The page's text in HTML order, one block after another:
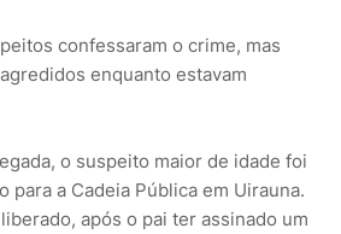
confessaram o crime, mas
enquanto estavam
o suspeito maior de idade foi
para a Cadeia Pública em Uirauna.
após o pai ter assinado um